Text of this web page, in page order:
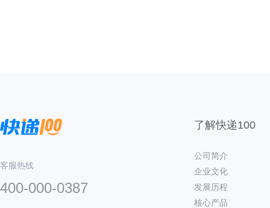
客服热线
400-000-0387
了解快递100
公司简介
企业文化
发展历程
核心产品